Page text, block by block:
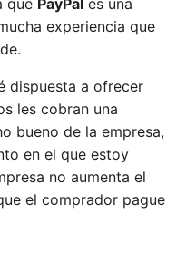
experiencia que
dispuesta a ofrecer
les cobran una
bueno de la empresa,
en el que estoy
no aumenta el
el comprador pague